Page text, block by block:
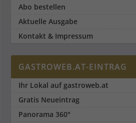
Abo bestellen
Aktuelle Ausgabe
Kontakt & Impressum
GASTROWEB.AT-EINTRAG
Ihr Lokal auf gastroweb.at
Gratis Neueintrag
Panorama 360°